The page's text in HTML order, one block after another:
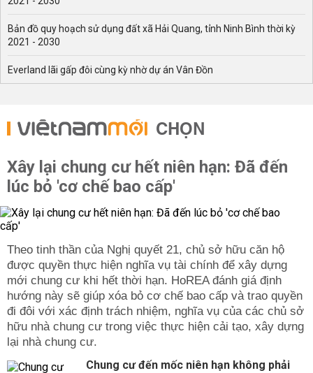
Bản đồ quy hoạch sử dụng đất xã Hải Quang, tỉnh Ninh Bình thời kỳ
2021 - 2030
Everland lãi gấp đôi cùng kỳ nhờ dự án Vân Đồn
CHỌN
Xây lại chung cư hết niên hạn: Đã đến
lúc bỏ 'cơ chế bao cấp'
Theo tinh thần của Nghị quyết 21, chủ sở hữu căn hộ
được quyền thực hiện nghĩa vụ tài chính để xây dựng
mới chung cư khi hết thời hạn. HoREA đánh giá định
hướng này sẽ giúp xóa bỏ cơ chế bao cấp và trao quyền
đi đôi với xác định trách nhiệm, nghĩa vụ của các chủ sở
hữu nhà chung cư trong việc thực hiện cải tạo, xây dựng
lại nhà chung cư.
Chung cư đến mốc niên hạn không phải